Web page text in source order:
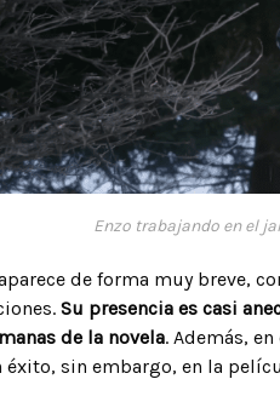
Enzo trabajando en el
de forma muy breve,
Su presencia es casi
de la novela. Además,
sin embargo, en la